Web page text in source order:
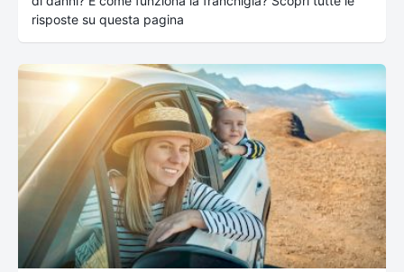
risposte su questa pagina